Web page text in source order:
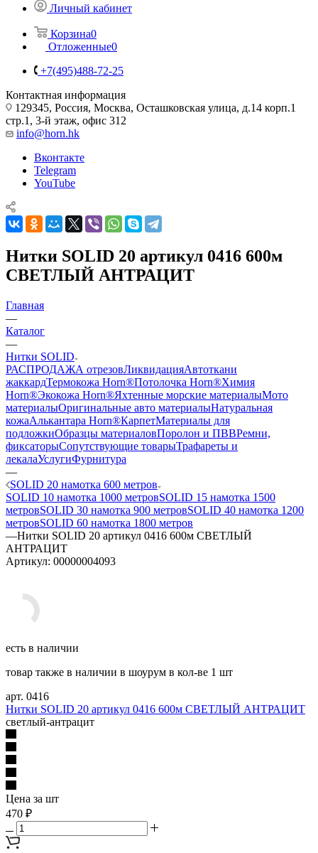
Корзина0
Контактная информация
129345, Россия, Москва, Осташковская улица, д.14 корп.1
стр.1, 3-й этаж, офис 312
Вконтакте
Telegram
Нитки SOLID 20 артикул 0416 600м
СВЕТЛЫЙ АНТРАЦИТ
Главная
—
Каталог
—
Нитки SOLID
РАСПРОДАЖА отрезовЛиквидацияАвтоткани
жаккардТермокожа Horn®Потолочка Horn®Химия
Horn®Экокожа Horn®Яхтенные морские материалыМото
материалыОригинальные авто материалы Натуральная
кожаАлькантара Horn®КарпетМатериалы для
подложкиОбразцы материаловПоролон и ПВВРемни,
фиксаторыСопутствующие товары
лекала
—
SOLID 20 намотка 600 метров
SOLID 10 намотка 1000 метровSOLID 15 намотка 1500
метровSOLID 30 намотка 900 метровSOLID 40 намотка 1200
метровSOLID 60 намотка 1800 метров
—Нитки SOLID 20 артикул 0416 600м СВЕТЛЫЙ
АНТРАЦИТ
арт. 0416
Нитки SOLID 20 артикул 0416 600м СВЕТЛЫЙ АНТРАЦИТ
Цена за шт
470 ₽